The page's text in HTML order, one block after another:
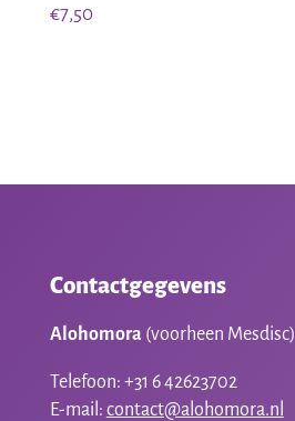
€7,50
Contactgegevens
Alohomora (voorheen Mesdisc)
Telefoon: +31 6 42623702
E-mail: contact@alohomora.nl